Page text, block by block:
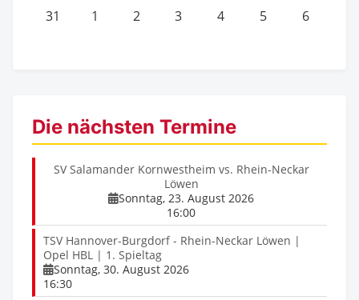
31 1 2 3 4 5 6
Die nächsten Termine
SV Salamander Kornwestheim vs. Rhein-Neckar
Löwen
Sonntag, 23. August 2026
16:00
TSV Hannover-Burgdorf - Rhein-Neckar Löwen |
Opel HBL | 1. Spieltag
Sonntag, 30. August 2026
16:30